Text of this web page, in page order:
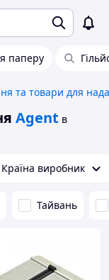
паперу
Agent в
Країна виробник
Тайвань